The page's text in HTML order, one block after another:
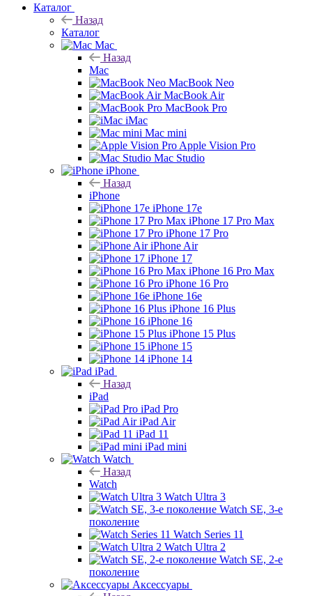
Каталог
Назад
Каталог
Mac
Назад
Mac
MacBook Neo
MacBook Air
MacBook Pro
iMac
Mac mini
Apple Vision Pro
Mac Studio
iPhone
Назад
iPhone
iPhone 17e
iPhone 17 Pro Max
iPhone 17 Pro
iPhone Air
iPhone 17
iPhone 16 Pro Max
iPhone 16 Pro
iPhone 16e
iPhone 16 Plus
iPhone 16
iPhone 15 Plus
iPhone 15
iPhone 14
iPad
Назад
iPad
iPad Pro
iPad Air
iPad 11
iPad mini
Watch
Назад
Watch
Watch Ultra 3
Watch SE, 3-е
поколение
Watch Series 11
Watch Ultra 2
Watch SE, 2-е
поколение
Аксессуары